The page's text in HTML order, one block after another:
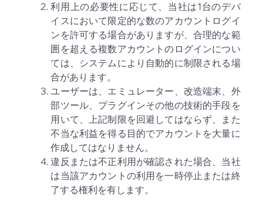
利用上の必要性に応じて、当社は1台のデバ
イスにおいて限定的な数のアカウントログイ
ンを許可する場合がありますが、合理的な範
囲を超える複数アカウントのログインについ
ては、システムにより自動的に制限される場
合があります。
ユーザーは、エミュレーター、改造端末、外
部ツール、プラグインその他の技術的手段を
用いて、上記制限を回避してはならず、また
不当な利益を得る目的でアカウントを大量に
作成してはなりません。
違反または不正利用が確認された場合、当社
は当該アカウントの利用を一時停止または終
了する権利を有します。